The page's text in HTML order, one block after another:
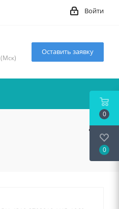
Войти
(Мск)
Оставить заявку
0
0